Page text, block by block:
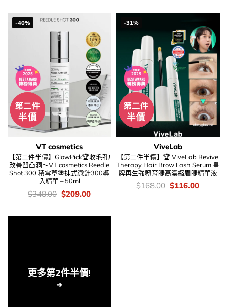
-40%
VT cosmetics
【第二件半價】GlowPick🏆收毛孔!
改善凹凸洞～VT cosmetics Reedle
Shot 300 積雪草塗抹式微針300導
入精華 – 50ml
價
錢：
$348.00 Original
price
$348.00.
$209.00Current
$209.00.
-31%
ViveLab
【第二件半價】🏆 ViveLab Revive
Therapy Hair Brow Lash Serum 皇
牌再生強韌育睫高濃縮眉睫精華液
價
錢：
$168.00 Original
price
$116.00Current
更多第2件半價!